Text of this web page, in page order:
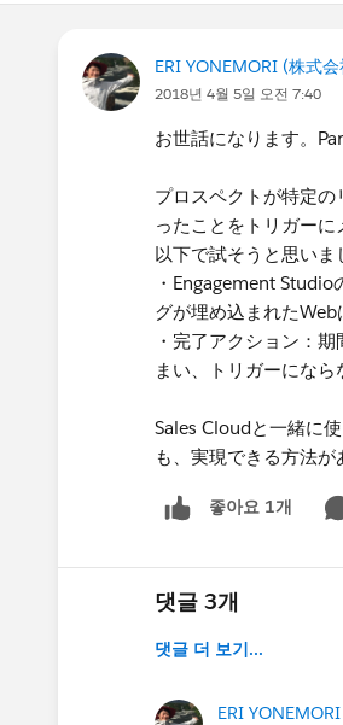
ERI YONEMORI (株式
2018년 4월 5일 오전 7:40
お世話になります。
プロスペクトが特定
ったことをトリガーに
以下で試そうと思いま
・Engagement
グが埋め込まれたWeb
・完了アクション：
まい、トリガーになら
Sales Cloudと一緒に
も、実現できる方法が
좋아요 1개
댓글 3개
댓글 더 보기...
ERI